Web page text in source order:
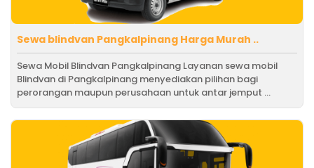
Sewa blindvan Pangkalpinang Harga Murah ..
Sewa Mobil Blindvan Pangkalpinang Layanan sewa mobil
Blindvan di Pangkalpinang menyediakan pilihan bagi
perorangan maupun perusahaan untuk antar jemput ...